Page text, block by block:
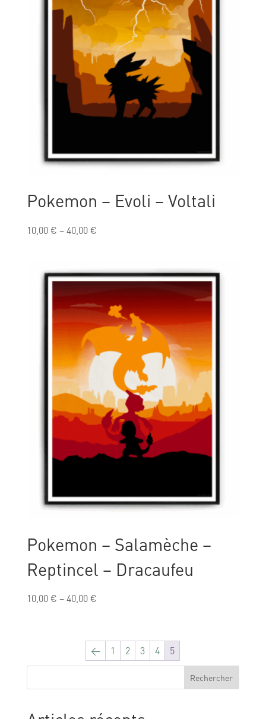
Pokemon – Evoli – Voltali
10,00€ –40,00€
Pokemon – Salamèche –
Reptincel – Dracaufeu
10,00€ –40,00€
← 1 2 3 4 5
Rechercher